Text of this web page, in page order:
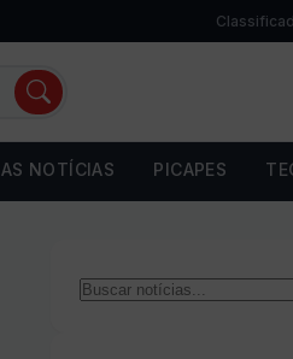
NOTÍCIAS PICAPES
Buscar